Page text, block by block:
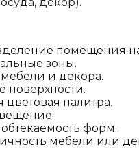
помещения
зоны.
и декора.
поверхности.
цветовая палитра.
обтекаемость форм.
мебели или